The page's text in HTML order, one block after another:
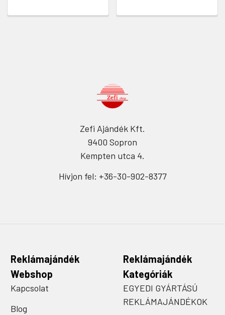
Zefi Ajándék Kft.
9400 Sopron
Kempten utca 4.
Hívjon fel: +36-30-902-8377
Reklámajándék
Webshop
Kapcsolat
Blog
Reklámajándék
Kategóriák
EGYEDI GYÁRTÁSÚ
REKLÁMAJÁNDÉKOK